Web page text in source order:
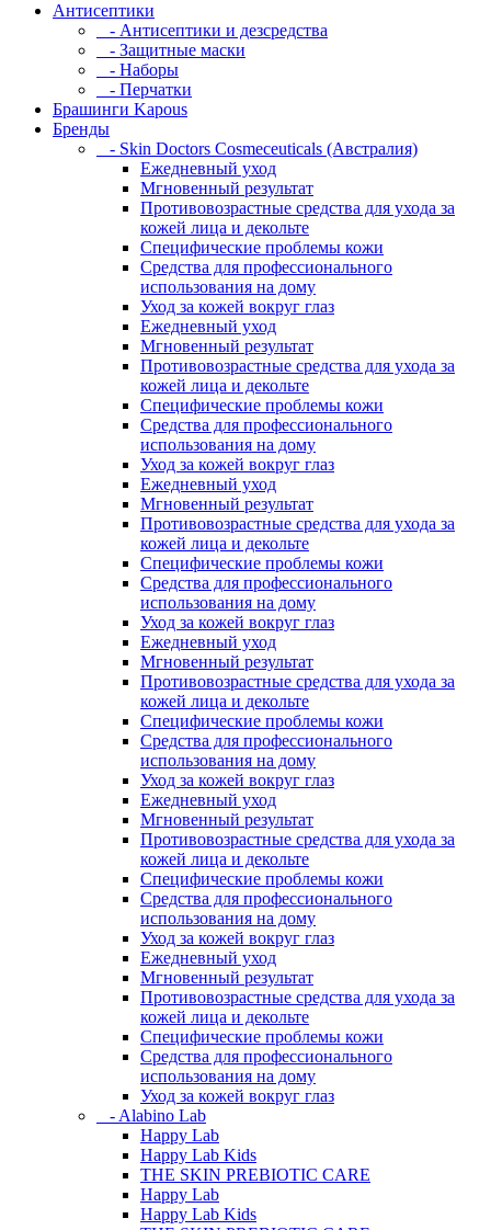
Антисептики
- Антисептики и дезсредства
- Защитные маски
- Наборы
- Перчатки
Брашинги Kapous
Бренды
- Skin Doctors Cosmeceuticals (Австралия)
Ежедневный уход
Мгновенный результат
Противовозрастные средства для ухода за
кожей лица и декольте
Специфические проблемы кожи
Средства для профессионального
использования на дому
Уход за кожей вокруг глаз
Ежедневный уход
Мгновенный результат
Противовозрастные средства для ухода за
кожей лица и декольте
Специфические проблемы кожи
Средства для профессионального
использования на дому
Уход за кожей вокруг глаз
Ежедневный уход
Мгновенный результат
Противовозрастные средства для ухода за
кожей лица и декольте
Специфические проблемы кожи
Средства для профессионального
использования на дому
Уход за кожей вокруг глаз
Ежедневный уход
Мгновенный результат
Противовозрастные средства для ухода за
кожей лица и декольте
Специфические проблемы кожи
Средства для профессионального
использования на дому
Уход за кожей вокруг глаз
Ежедневный уход
Мгновенный результат
Противовозрастные средства для ухода за
кожей лица и декольте
Специфические проблемы кожи
Средства для профессионального
использования на дому
Уход за кожей вокруг глаз
Ежедневный уход
Мгновенный результат
Противовозрастные средства для ухода за
кожей лица и декольте
Специфические проблемы кожи
Средства для профессионального
использования на дому
Уход за кожей вокруг глаз
- Alabino Lab
Happy Lab
Happy Lab Kids
THE SKIN PREBIOTIC CARE
Happy Lab
Happy Lab Kids